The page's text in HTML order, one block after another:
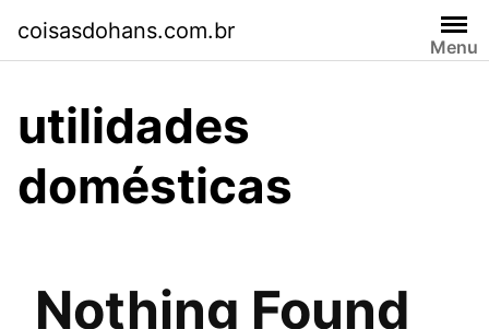
content
coisasdohans.com.br
Menu
utilidades
domésticas
Nothing Found